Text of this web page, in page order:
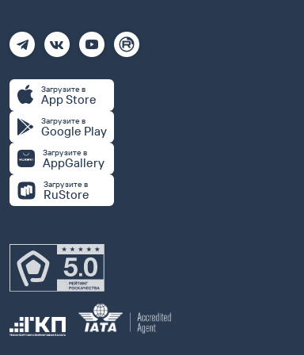
Загрузите в
App Store
Загрузите в
Google Play
Загрузите в
AppGallery
Загрузите в
RuStore